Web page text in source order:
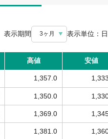
表示期間 3ヶ月 表示単位： 日
高値 安値
1,357.0
1,350.0
1,369.0
1,381.0